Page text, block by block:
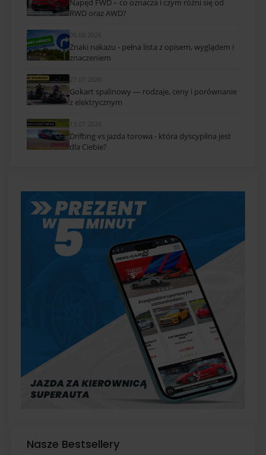
Napęd FWD – co oznacza i czym różni się od
RWD oraz AWD?
05.08.2026
Znaki nakazu - pełna lista z opisem, wyglądem i
znaczeniem
27.07.2026
Gokart spalinowy — rodzaje, ceny i porównanie
z elektrycznym
13.07.2026
Drifting vs jazda torowa - która dyscyplina jest
dla Ciebie?
Nasze Bestsellery